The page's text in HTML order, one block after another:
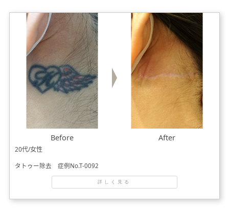
Before After
20代/女性
タトゥー除去 症例No.T-0092
詳しく見る